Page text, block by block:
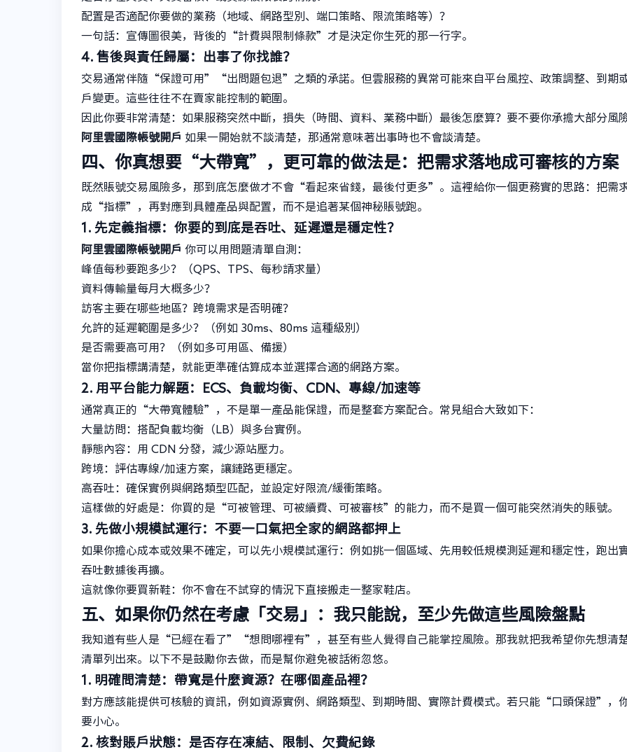
配置是否適配你要做的業務（地域、網路型別、端口策略、限流策略等）？
一句話：宣傳圖很美，背後的“計費與限制條款”才是決定你生死的那一行字。
4. 售後與責任歸屬：出事了你找誰？
交易通常伴隨“保證可用”“出問題包退”之類的承諾。但雲服務的異常可能來自平台風控、政策調整、到期
戶變更。這些往往不在賣家能控制的範圍。
因此你要非常清楚：如果服務突然中斷，損失（時間、資料、業務中斷）最後怎麼算？要不要你承擔大部分風險
阿里雲國際帳號開戶 如果一開始就不談清楚，那通常意味著出事時也不會談清楚。
四、你真想要“大帶寬”，更可靠的做法是：把需求落地成可審核的方案
既然賬號交易風險多，那到底怎麼做才不會“看起來省錢，最後付更多”。這裡給你一個更務實的思路：把需
成“指標”，再對應到具體產品與配置，而不是追著某個神秘賬號跑。
1. 先定義指標：你要的到底是吞吐、延遲還是穩定性？
阿里雲國際帳號開戶 你可以用問題清單自測：
峰值每秒要跑多少？（QPS、TPS、每秒請求量）
資料傳輸量每月大概多少？
訪客主要在哪些地區？跨境需求是否明確？
允許的延遲範圍是多少？（例如 30ms、80ms 這種級別）
是否需要高可用？（例如多可用區、備援）
當你把指標講清楚，就能更準確估算成本並選擇合適的網路方案。
2. 用平台能力解題：ECS、負載均衡、CDN、專線/加速等
通常真正的“大帶寬體驗”，不是單一產品能保證，而是整套方案配合。常見組合大致如下：
大量訪問：搭配負載均衡（LB）與多台實例。
靜態內容：用 CDN 分發，減少源站壓力。
跨境：評估專線/加速方案，讓鏈路更穩定。
高吞吐：確保實例與網路類型匹配，並設定好限流/緩衝策略。
這樣做的好處是：你買的是“可被管理、可被續費、可被審核”的能力，而不是買一個可能突然消失的賬號。
3. 先做小規模試運行：不要一口氣把全家的網路都押上
如果你擔心成本或效果不確定，可以先小規模試運行：例如挑一個區域、先用較低規模測延遲和穩定性，跑出
吞吐數據後再擴。
這就像你要買新鞋：你不會在不試穿的情況下直接搬走一整家鞋店。
五、如果你仍然在考慮「交易」：我只能說，至少先做這些風險盤點
我知道有些人是“已經在看了”“想問哪裡有”，甚至有些人覺得自己能掌控風險。那我就把我希望你先想清
清單列出來。以下不是鼓勵你去做，而是幫你避免被話術忽悠。
1. 明確問清楚：帶寬是什麼資源？在哪個產品裡？
對方應該能提供可核驗的資訊，例如資源實例、網路類型、到期時間、實際計費模式。若只能“口頭保證”，
要小心。
2. 核對賬戶狀態：是否存在凍結、限制、欠費紀錄